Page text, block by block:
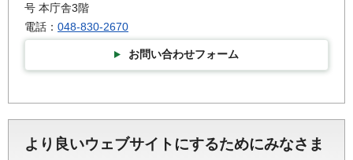
号 本庁舎3階
電話： 048-830-2670
お問い合わせフォーム
より良いウェブサイトにするためにみなさま